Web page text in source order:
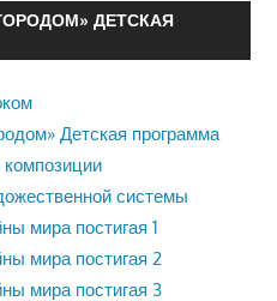
ДЕТСКАЯ
Детская программа
системы
мира постигая 1
мира постигая 2
мира постигая 3